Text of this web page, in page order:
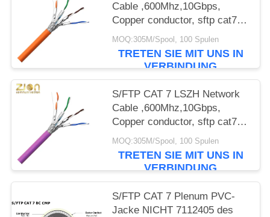
Cable ,600Mhz,10Gbps,
Copper conductor, sftp cat7
ethernet cable, cat7 lan cable
NO 7112402
MOQ:305M/Spool, 100 Spulen
TRETEN SIE MIT UNS IN
VERBINDUNG
S/FTP CAT 7 LSZH Network
Cable ,600Mhz,10Gbps,
Copper conductor, sftp cat7
ethernet cable, cat7 lan cable
NO 7112406
MOQ:305M/Spool, 100 Spulen
TRETEN SIE MIT UNS IN
VERBINDUNG
S/FTP CAT 7 Plenum PVC-
Jacke NICHT 7112405 des